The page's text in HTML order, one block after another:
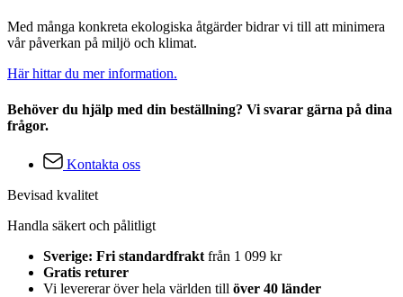
Med många konkreta ekologiska åtgärder bidrar vi till att minimera
vår påverkan på miljö och klimat.
Här hittar du mer information.
Behöver du hjälp med din beställning? Vi svarar gärna på dina
frågor.
Kontakta oss
Bevisad kvalitet
Handla säkert och pålitligt
Sverige: Fri standardfrakt från 1 099 kr
Gratis returer
Vi levererar över hela världen till över 40 länder